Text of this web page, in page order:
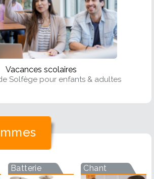
Vacances scolaires
Solfège pour enfants & adultes
Batterie Chant